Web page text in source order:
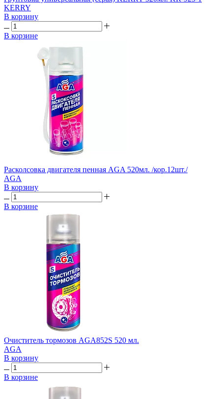
KERRY
В корзину
В корзине
Расколсовка двигателя пенная AGA 520мл. /кор.12шт./
AGA
В корзину
В корзине
Очиститель тормозов AGA852S 520 мл.
AGA
В корзину
В корзине